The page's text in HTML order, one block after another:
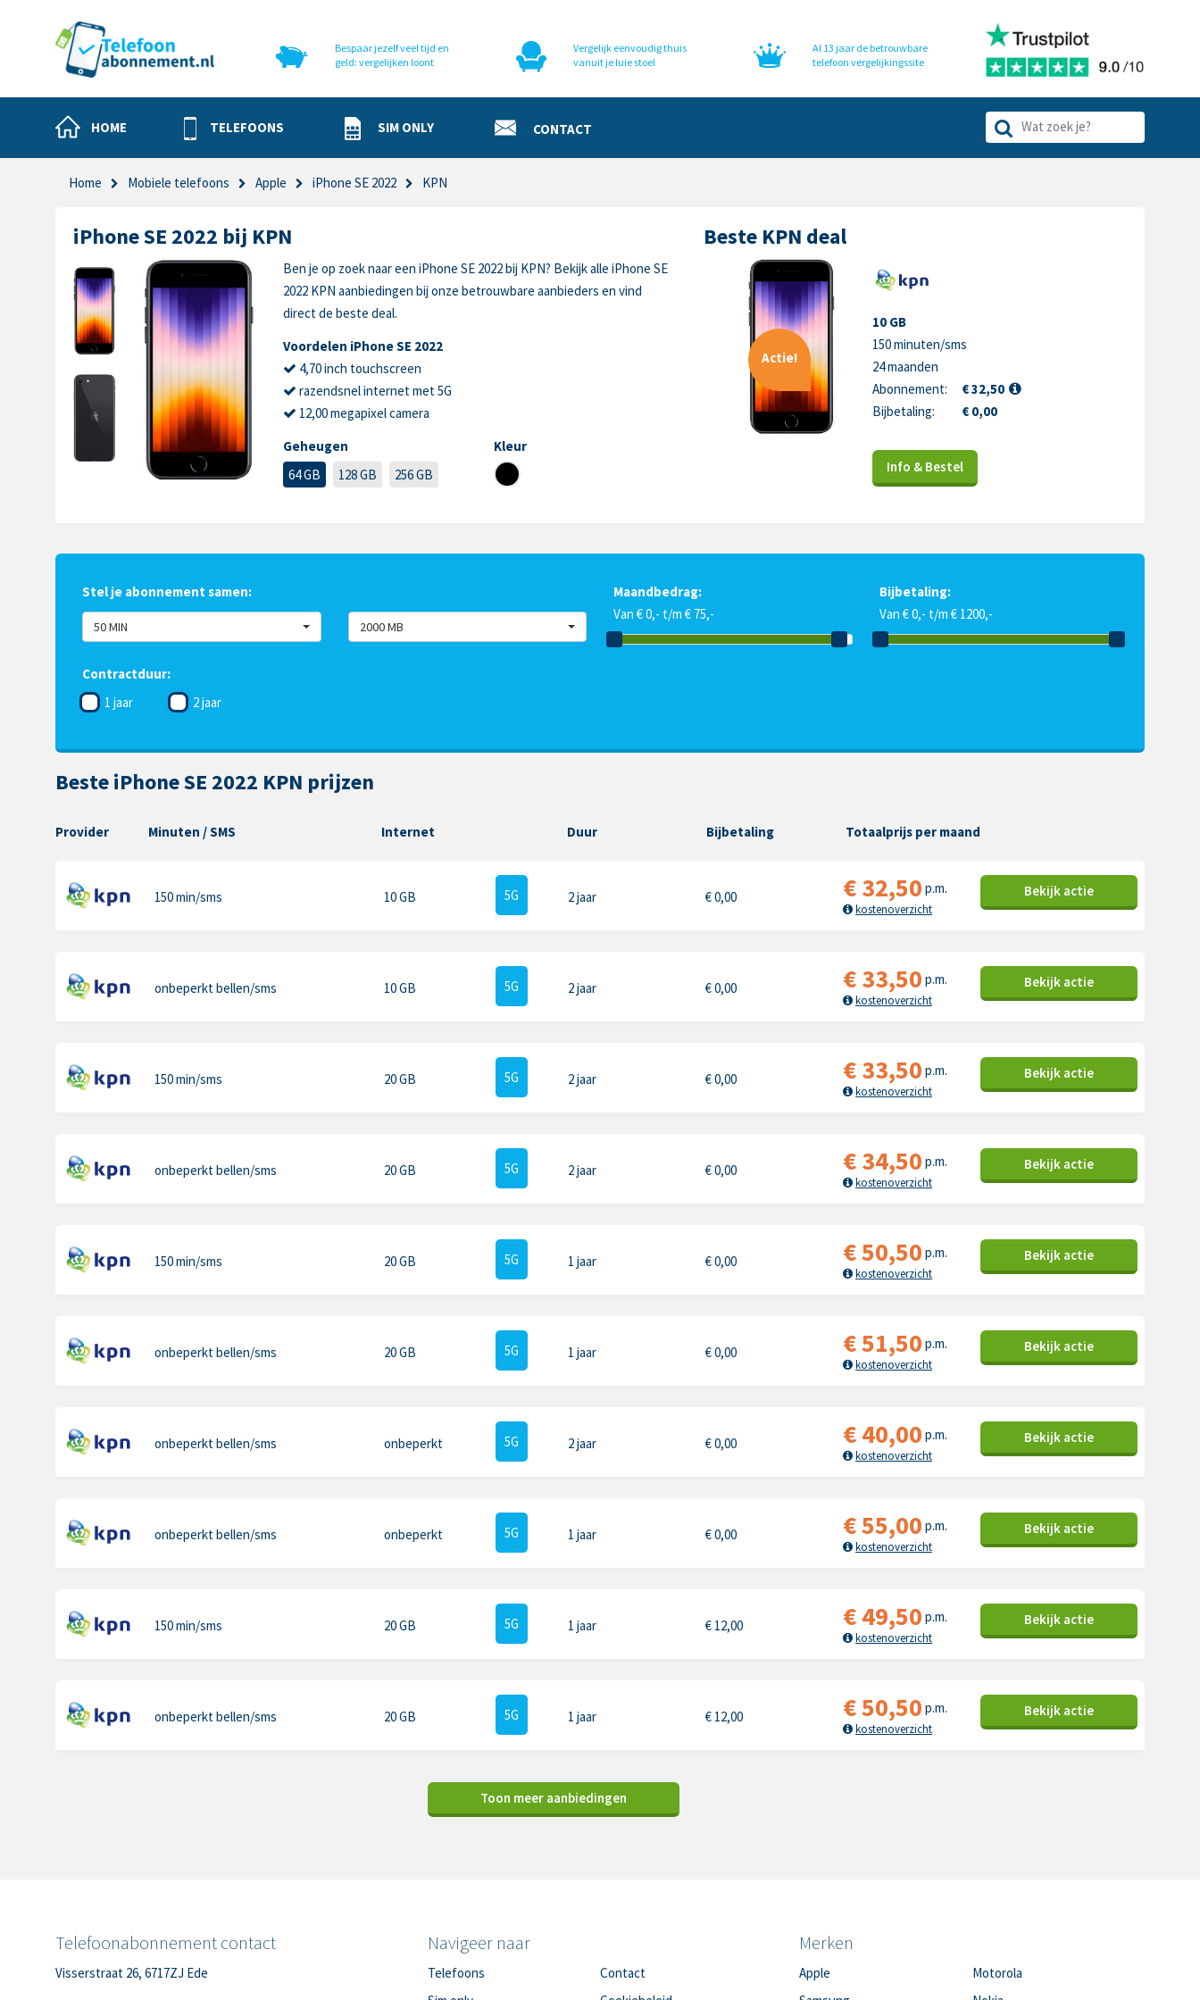
Bespaar jezelf veel tijd en
geld: vergelijken loont
Vergelijk eenvoudig thuis
vanuit je luie stoel
Al 13 jaar de betrouwbare
telefoon vergelijkingssite
HOME TELEFOONS SIM ONLY CONTACT
Home Mobiele telefoons Apple iPhone SE 2022 KPN
iPhone SE 2022 bij KPN
Ben je op zoek naar een iPhone SE 2022 bij KPN? Bekijk alle iPhone SE
2022 KPN aanbiedingen bij onze betrouwbare aanbieders en vind
direct de beste deal.
Voordelen iPhone SE 2022
4,70 inch touchscreen
razendsnel internet met 5G
12,00 megapixel camera
Geheugen
64 GB
128 GB 256 GB
Kleur
Beste KPN deal
Actie!
10 GB
150 minuten/sms
24 maanden
Abonnement:
€ 32,50
Bijbetaling:
€ 0,00
Info & Bestel
Stel je abonnement samen:
50 MIN 2000 MB
Maandbedrag:
Van € 0,- t/m € 75,-
Bijbetaling:
Van € 0,- t/m € 1200,-
Contractduur:
1 jaar
2 jaar
Beste iPhone SE 2022 KPN prijzen
Provider Minuten / SMS Internet Duur Bijbetaling Totaalprijs per maand
150 min/sms 10 GB 5G 2 jaar €0,00 €32,50 p.m.
kostenoverzicht
Bekijk actie
onbeperkt bellen/sms 10 GB 5G 2 jaar €0,00 €33,50 p.m.
kostenoverzicht
Bekijk actie
150 min/sms 20 GB 5G 2 jaar €0,00 €33,50 p.m.
kostenoverzicht
Bekijk actie
onbeperkt bellen/sms 20 GB 5G 2 jaar €0,00 €34,50 p.m.
kostenoverzicht
Bekijk actie
150 min/sms 20 GB 5G 1 jaar €0,00 €50,50 p.m.
kostenoverzicht
Bekijk actie
onbeperkt bellen/sms 20 GB 5G 1 jaar €0,00 €51,50 p.m.
kostenoverzicht
Bekijk actie
onbeperkt bellen/sms onbeperkt 5G 2 jaar €0,00 €40,00 p.m.
kostenoverzicht
Bekijk actie
onbeperkt bellen/sms onbeperkt 5G 1 jaar €0,00 €55,00 p.m.
kostenoverzicht
Bekijk actie
150 min/sms 20 GB 5G 1 jaar € 12,00 €49,50 p.m.
kostenoverzicht
Bekijk actie
onbeperkt bellen/sms 20 GB 5G 1 jaar € 12,00 €50,50 p.m.
kostenoverzicht
Bekijk actie
Toon meer aanbiedingen
Telefoonabonnement contact
Visserstraat 26, 6717ZJ Ede
Navigeer naar
Telefoons
Contact
Merken
Apple
Motorola